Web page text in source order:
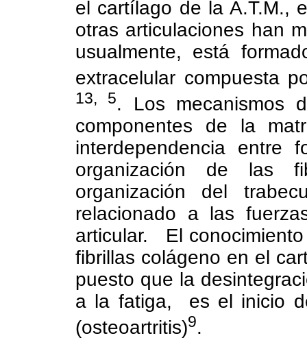
el cartílago de la A.T.M.,
otras articulaciones han
usualmente, está
extracelular compuesta
13, 5. Los mecanismos
componentes de la
interdependencia
organización de las
organización del
relacionado a las
articular.
El
fibrillas colágeno en el
puesto que la
a la fatiga,
es el inicio
(osteoartritis)9.